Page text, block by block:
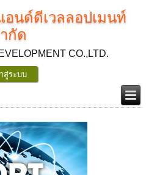
นด์ดีเวลลอปเมนท์
กัด
CO.,LTD.
สู่ระบบ